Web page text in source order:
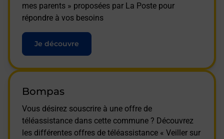
mes parents » proposées par La Poste pour
répondre à vos besoins
Je découvre
Bompas
Vous désirez souscrire à une offre de
téléassistance dans cette commune ? Découvrez
les différentes offres de téléassistance « Veiller sur